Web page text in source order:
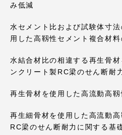
み低減
水セメント比および試験体寸
用した高靱性セメント複合材
水結合材比の相違する再生骨
ンクリート製RC梁のせん断耐
再生骨材を使用した高流動高
再生細骨材を使用した高流動
RC梁のせん断耐力に関する基